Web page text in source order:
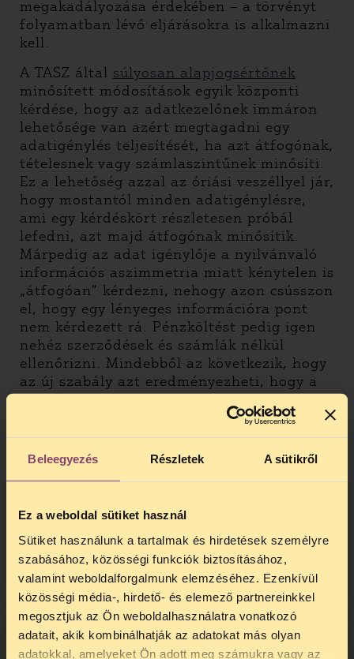
Beleegyezés Részletek A sütikről
Ez a weboldal sütiket használ
Sütiket használunk a tartalmak és hirdetések személyre
szabásához, közösségi funkciók biztosításához,
valamint weboldalforgalmunk elemzéséhez. Ezenkívül
közösségi média-, hirdető- és elemező partnereinkkel
megosztjuk az Ön weboldalhasználatra vonatkozó
adatait, akik kombinálhatják az adatokat más olyan
adatokkal, amelyeket Ön adott meg számukra vagy az
megakadályozása érdekében – a törvényt
folyamatban lévő eljárásokra is alkalmazni
kell.
A TASZ által súlyosan alapjogsértőnek
minősített módosítások egyik központi
kérdése, hogy az adatkezelőnek immáron
lehetősége van azért megtagadni egy
adatigénylés teljesítését, ha azt átfogónak,
tételesnek vagy számlaszintűnek minősíti.
Ez a lehetőség azzal az óriási veszéllyel jár,
hogy mostantól minden adatigénylésre,
ami egy kérdéskört részletesen próbál
lefedni, azt majd átfogónak minősítik.
Márpedig az adat igénylője a nyilvánvaló
információs aszimmetria miatt kénytelen is
„átfogóan” kérdezni, nehogy azon csússzon
el, hogy egy lényeges információra pont
nem kérdezett rá. Pénzköltést pedig igen
nehéz szerződések és számlák nélkül
ellenőrizni. Mindebből az következik, hogy
az új szabály azt eredményezheti, hogy a
közérdekű adatok megszerzéséhez és
terjesztéséhez fűződő alapjog súlyosan
korlátozódik, akár teljesen ki is üresedik.
Ahogy azt a Törvényszék is hangsúlyozta, a
minisztérium nyár közepéig érdemi
válaszolt az adatigénylésre, sem az első
tárgyaláson), hanem megvárta a
módosítás hatályba lépését és akkor
azonnal hivatkozott az átfogó
adatigénylések megtagadhatóságára. Az
alperes ezen kívül védekezett azzal, hogy a
kb. 650 millió forintnyi átcsoportosított
összeggel sajnos nem is tudna elszámolni,